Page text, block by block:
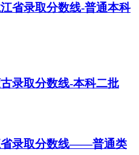
省录取分数线-普通本科
录取分数线-本科二批
省录取分数线——普通类